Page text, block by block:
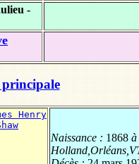
-
Henry
Naissance : 1868 à